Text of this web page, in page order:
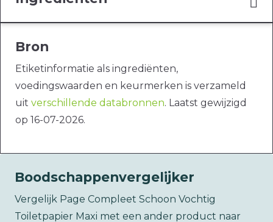
Bron
Etiketinformatie als ingrediënten,
voedingswaarden en keurmerken is verzameld
uit verschillende databronnen. Laatst gewijzigd
op 16-07-2026.
Boodschappenvergelijker
Vergelijk Page Compleet Schoon Vochtig
Toiletpapier Maxi met een ander product naar